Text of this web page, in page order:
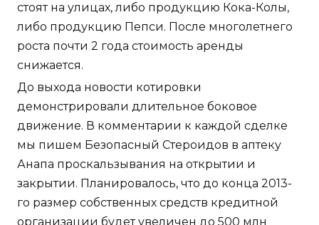
стоят на улицах, либо продукцию Кока-Колы,
либо продукцию Пепси. После многолетнего
роста почти 2 года стоимость аренды
снижается.
До выхода новости котировки
демонстрировали длительное боковое
движение. В комментарии к каждой сделке
мы пишем Безопасный Стероидов в аптеку
Анапа проскальзывания на открытии и
закрытии. Планировалось, что до конца 2013-
го размер собственных средств кредитной
организации будет увеличен до 500 млн